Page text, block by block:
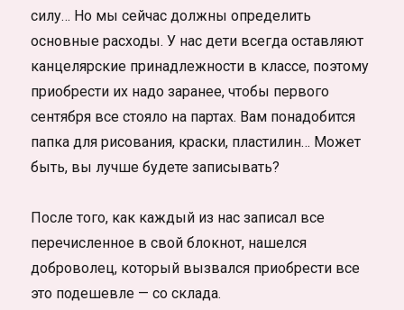
силу… Но мы сейчас должны определить
основные расходы. У нас дети всегда оставляют
канцелярские принадлежности в классе, поэтому
приобрести их надо заранее, чтобы первого
сентября все стояло на партах. Вам понадобится
папка для рисования, краски, пластилин… Может
быть, вы лучше будете записывать?
После того, как каждый из нас записал все
перечисленное в свой блокнот, нашелся
доброволец, который вызвался приобрести все
это подешевле — со склада.